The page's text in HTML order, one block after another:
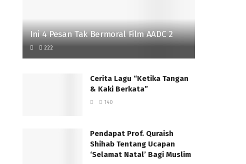
Ini 4 Pesan Tak Bermoral Film AADC 2
222
Cerita Lagu “Ketika Tangan
& Kaki Berkata”
140
Pendapat Prof. Quraish
Shihab Tentang Ucapan
‘Selamat Natal’ Bagi Muslim